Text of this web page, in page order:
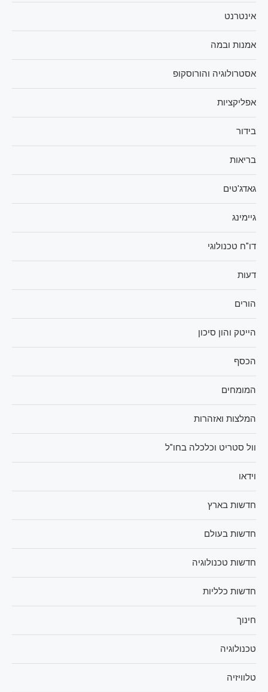
אינטרנט
אמנות ובמה
אסטרולוגיה והורוסקופ
אפליקציות
בידור
בריאות
גאדג'טים
גיימינג
דו"ח טכנולוגי
דעות
הורים
הייטק והון סיכון
הכסף
המומחים
המלצות ואזהרות
וול סטריט וכלכלה בחו"ל
וידאו
חדשות בארץ
חדשות בעולם
חדשות טכנולוגיה
חדשות כלליות
חינוך
טכנולוגיה
טלוויזיה